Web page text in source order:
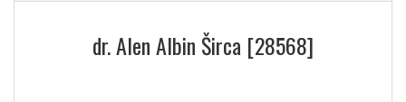
dr. Alen Albin Širca [28568]